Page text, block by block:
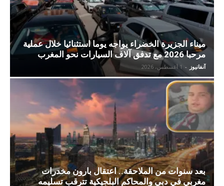
ميناء الجزيرة الخضراء يواجه يوما استثنائيا خلال عملية
مرحبا 2026 مع تدفق آلاف السيارات نحو المغرب
آنفانيوز - 1 أغسطس، 2026
بعد سنوات من الملاحقة.. اعتقال بارون مخدرات
مغربي في دبي والمحاكم البلجيكية تترقب تسليمه